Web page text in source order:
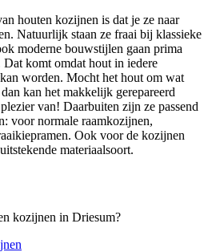
houten kozijnen is dat je ze naar
Natuurlijk staan ze fraai bij klassieke
moderne bouwstijlen gaan prima
komt omdat hout in iedere
worden. Mocht het hout om wat
kan het makkelijk gerepareerd
van! Daarbuiten zijn ze passend
voor normale raamkozijnen,
Ook voor de kozijnen
materiaalsoort.
kozijnen in Driesum?